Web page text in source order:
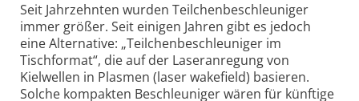
Seit Jahrzehnten wurden Teilchen­beschleuniger
immer größer. Seit einigen Jahren gibt es jedoch
eine Alternative: „Teilchen­beschleuniger im
Tischformat“, die auf der Laser­anregung von
Kielwellen in Plasmen (laser wakefield) basieren.
Solche kompakten Beschleuniger wären für künftige